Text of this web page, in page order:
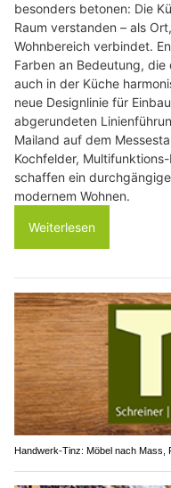
besonders betonen: Die
Raum verstanden – als
Wohnbereich verbindet.
Farben an Bedeutung,
auch in der Küche
neue Designlinie für
abgerundeten
Mailand auf dem
Kochfelder,
schaffen ein
modernem Wohnen.
Weiterlesen
Handwerk-Tinz: Möbel nach Mass,